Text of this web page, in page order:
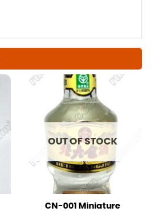
OUT OF STOCK
CN-001 Miniature